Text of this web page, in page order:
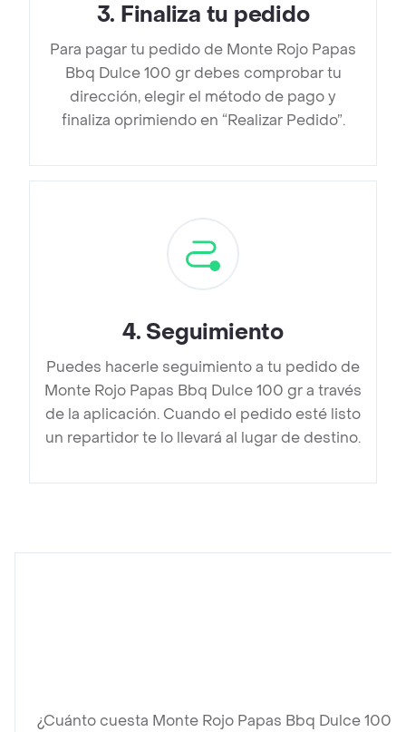
3. Finaliza tu pedido
Para pagar tu pedido de Monte Rojo Papas
Bbq Dulce 100 gr debes comprobar tu
dirección, elegir el método de pago y
finaliza oprimiendo en “Realizar Pedido”.
4. Seguimiento
Puedes hacerle seguimiento a tu pedido de
Monte Rojo Papas Bbq Dulce 100 gr a través
de la aplicación. Cuando el pedido esté listo
un repartidor te lo llevará al lugar de destino.
¿Cuánto cuesta Monte Rojo Papas Bbq Dulce 100